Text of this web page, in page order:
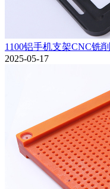
1100铝手机支架CNC铣
2025-05-17